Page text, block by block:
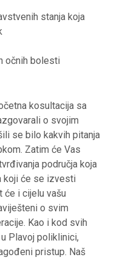
stanja koja
očnih bolesti
kosultacija sa
o svojim
se bilo kakvih pitanja
Zatim će Vas
područja koja
koji će se izvesti
će i cijelu vašu
o svim
Kao i kod svih
Plavoj poliklinici,
pristup. Naš